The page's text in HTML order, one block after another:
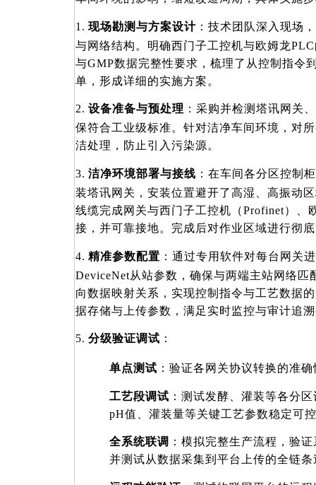
1. 现场勘测与方案设计 ：技术团队深入现场
与网络结构。明确西门子工控机与欧姆龙
与GMP数据完整性要求，梳理了从控制指令
单，形成详细的实施方案。
2. 设备准备与预处理 ：采购并检测塔讯网关
保符合工业级标准。针对洁净车间环境，对
洁处理，防止引入污染源。
3. 洁净环境部署与接线 ：在车间各分区控制
装塔讯网关，安装位置避开了高湿、高振动
线缆完成网关与西门子工控机（Profinet）、
接，并可靠接地。完成后对作业区域进行彻
4. 精准参数配置 ：通过专用软件对每台网关
DeviceNet从站参数，确保与两端主站网络匹
向数据映射关系，实现控制指令与工艺数据
据存储与上传参数，满足实时监控与审计追
5. 分级验证调试 ：
单点测试 ：验证各网关协议转换的准
工艺段调试 ：测试发酵、灌装等各分
pH值、灌装量等关键工艺参数稳定可
全系统联调 ：模拟完整生产流程，验
并测试从数据采集到平台上传的全链